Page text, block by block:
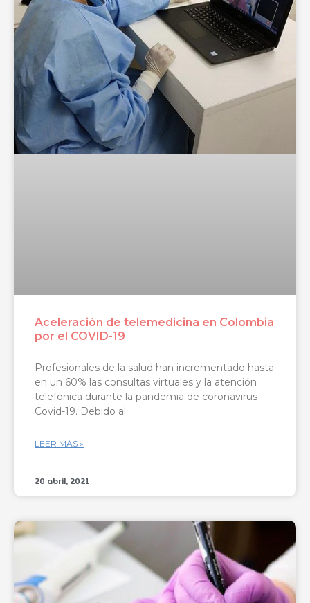
Aceleración de telemedicina en Colombia
por el COVID-19
Profesionales de la salud han incrementado hasta
en un 60% las consultas virtuales y la atención
telefónica durante la pandemia de coronavirus
Covid-19. Debido al
LEER MÁS »
20 abril, 2021